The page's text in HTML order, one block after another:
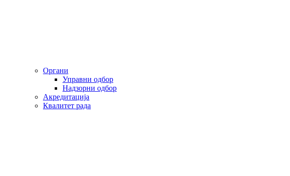
Органи
Управни одбор
Надзорни одбор
Акредитација
Квалитет рада